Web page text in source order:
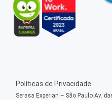
Políticas de Privacidade
Serasa Experian – São Paulo Av.